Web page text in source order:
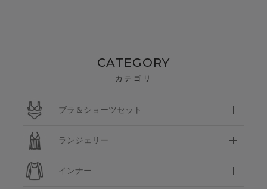
CATEGORY
カテゴリ
ブラ＆ショーツセット
ランジェリー
インナー